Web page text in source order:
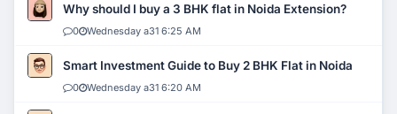
Why should I buy a 3 BHK flat in Noida Extension?
0 Wednesday a31 6:25 AM
Smart Investment Guide to Buy 2 BHK Flat in Noida
0 Wednesday a31 6:20 AM